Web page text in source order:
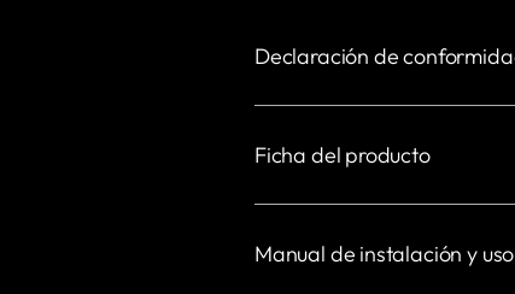
Declaración de
Ficha del producto
Manual de instalación y uso